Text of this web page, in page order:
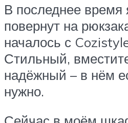
В последнее время
повернут на
началось с
Стильный,
надёжный – в нём
нужно.